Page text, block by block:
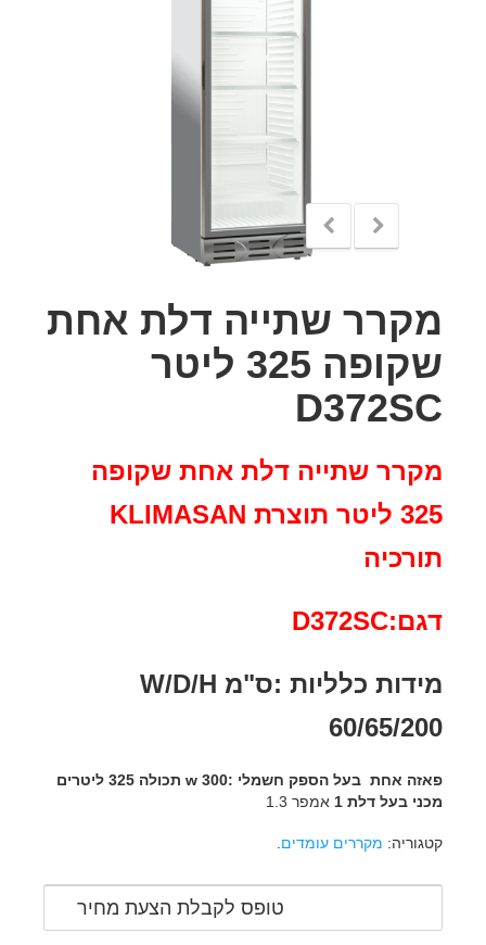
מקרר שתייה דלת אחת
שקופה 325 ליטר
D372SC
מקרר שתייה דלת אחת שקופה
325 ליטר תוצרת KLIMASAN
תורכיה
דגם:D372SC
מידות כלליות :ס"מ W/D/H
60/65/200
פאזה אחת בעל הספק חשמלי :300 w
תכולה 325 ליטרים
מכני בעל דלת 1
אמפר 1.3
קטגוריה: מקררים עומדים
טופס לקבלת הצעת מחיר